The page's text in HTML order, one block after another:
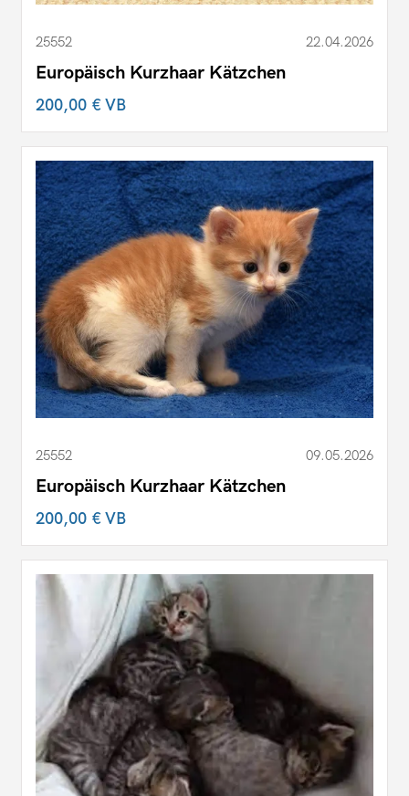
25552 22.04.2026
Europäisch Kurzhaar Kätzchen
200,00 €VB
25552 09.05.2026
Europäisch Kurzhaar Kätzchen
200,00 €VB